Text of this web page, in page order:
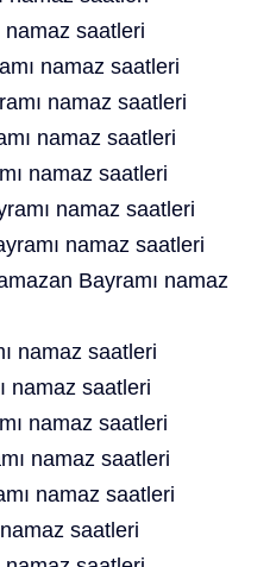
namaz saatleri
namaz saatleri
namaz saatleri
namaz saatleri
namaz saatleri
namaz saatleri
namaz saatleri
Bayramı namaz
namaz saatleri
namaz saatleri
namaz saatleri
namaz saatleri
namaz saatleri
saatleri